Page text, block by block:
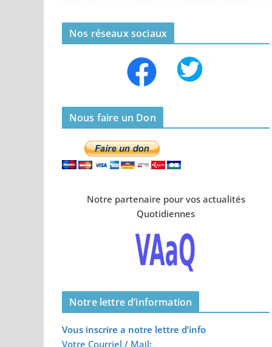
Nos réseaux sociaux
Nous faire un Don
Notre partenaire pour vos actualités
Quotidiennes
Notre lettre d’information
Vous inscrire a notre lettre d’info
Votre Courriel / Mail: